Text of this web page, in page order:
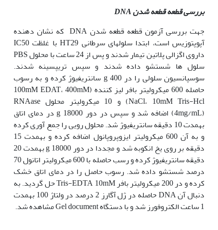
بررسی قطعه قطعه شدنDNA
جهت بررسی آزمون قطعه قطعه شدن DNA که نشان دهنده
آپوپتوزیس است، ابتدا سلول‫های سرطانی HT29 با غلظت IC50
داروی اگزالی پلاتین تیمار شدند و پس از 24 ساعت با محلول PBS
سلول ها شستشو داده شدند و سپس تریپسینه شدند.
سوسپانسیون سلولی را در g 400 سانتریفیوژ کرده و به رسوب
حاصله 600 میکرولیتر بافر لیز کننده (100mM EDAT، 400mM
NaCl، 10mM Tris-Hcl) و 10 میکرولیتر محلول RNAase
(4mg/mL)‌ اضافه شد و سپس در دور g 18000 در دمای اتاق
به‫مدت 10 دقیقه سانتریفیوژ شد. محلول رویی را جمع آوری کرده
و به آن 600 میکرولیتر ایزوپروپانول اضافه کرده و به‫مدت 15
دقیقه بر روی یخ انکوبه شد و مجددا در دور g 18000 به‫مدت 20
دقیقه سانتریفیوژ کرده و رسب حاصله با 600 میکرولیتر اتانول 70
درصد شستشو داده شد. رسوب حاصل را در دمای اتاق خشک
کرده و در 200 میکرولیتر بافر Tris-EDTA 10mM حل گردید. به
دنبال آن DNA حاصله در ژل آگارز 2 درصد در ولتاژ 100 به‫مدت
1 ساعت الکتروفورز شد و با دستگاه Gel document مشاهده شد.